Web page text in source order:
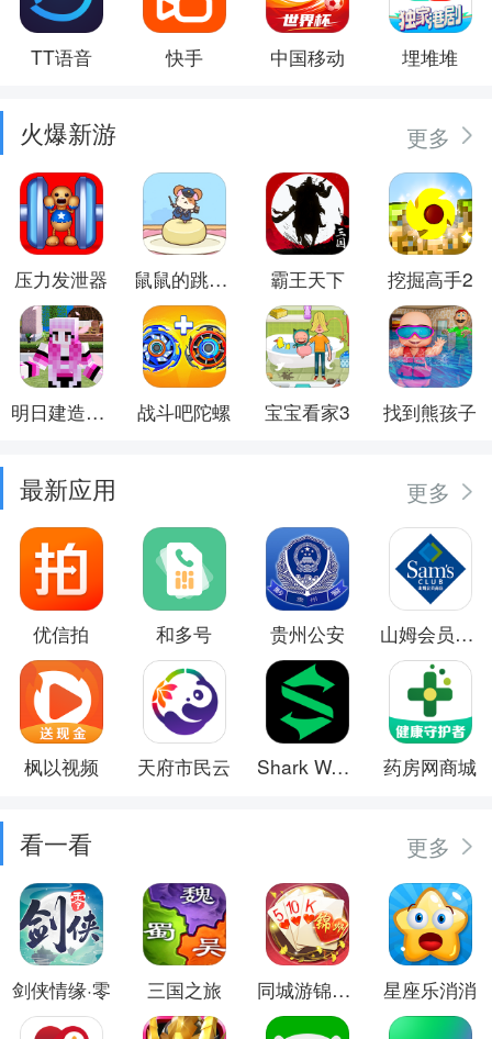
TT语音 快手 中国移动 埋堆堆
火爆新游 更多
压力发泄器 鼠鼠的跳跃冒险 霸王天下 挖掘高手2
明日建造大师 战斗吧陀螺 宝宝看家3 找到熊孩子
最新应用 更多
优信拍 和多号 贵州公安 山姆会员商店
枫以视频 天府市民云 Shark Wear 药房网商城
看一看 更多
剑侠情缘·零 三国之旅 同城游锦州五十K 星座乐消消